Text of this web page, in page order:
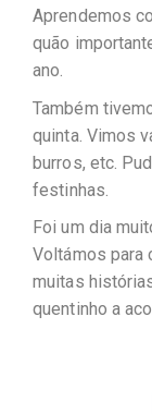
Aprendemos
quão
ano.
Também
quinta. Vimos
burros, etc.
festinhas.
Foi um dia
Voltámos para
muitas
quentinho a